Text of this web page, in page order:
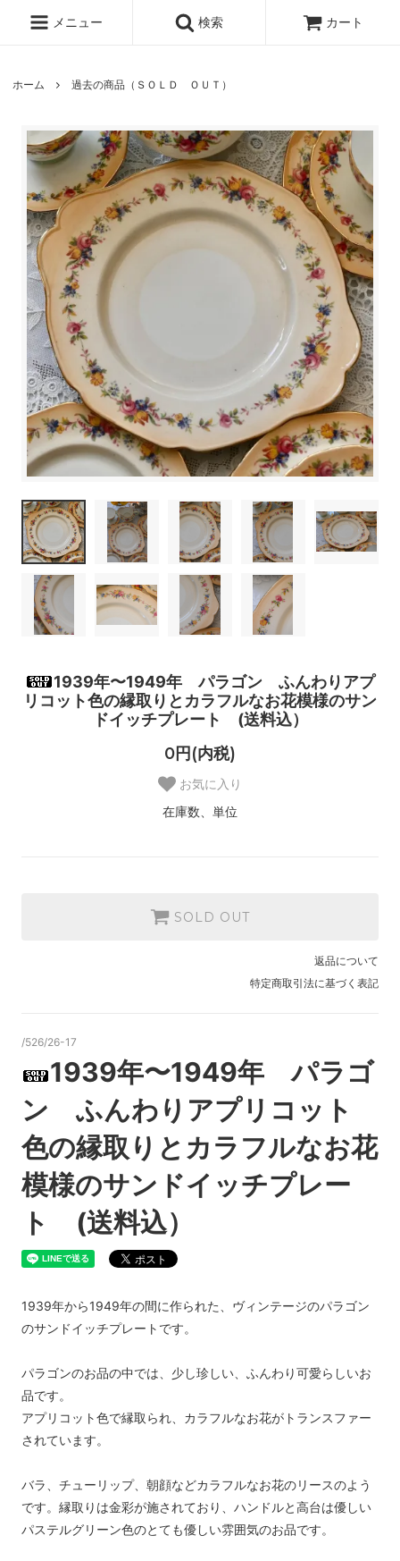
メニュー 検索 カート
ホーム 過去の商品（ＳＯＬＤ ＯＵＴ）
1939年〜1949年 パラゴン ふんわりアプ
リコット色の縁取りとカラフルなお花模様のサン
ドイッチプレート (送料込）
0円(内税)
お気に入り
在庫数、単位
SOLD OUT
返品について
特定商取引法に基づく表記
/526/26-17
1939年〜1949年 パラゴ
ン ふんわりアプリコット
色の縁取りとカラフルなお花
模様のサンドイッチプレー
ト (送料込）
1939年から1949年の間に作られた、ヴィンテージのパラゴン
のサンドイッチプレートです。
パラゴンのお品の中では、少し珍しい、ふんわり可愛らしいお
品です。
アプリコット色で縁取られ、カラフルなお花がトランスファー
されています。
バラ、チューリップ、朝顔などカラフルなお花のリースのよう
です。縁取りは金彩が施されており、ハンドルと高台は優しい
パステルグリーン色のとても優しい雰囲気のお品です。